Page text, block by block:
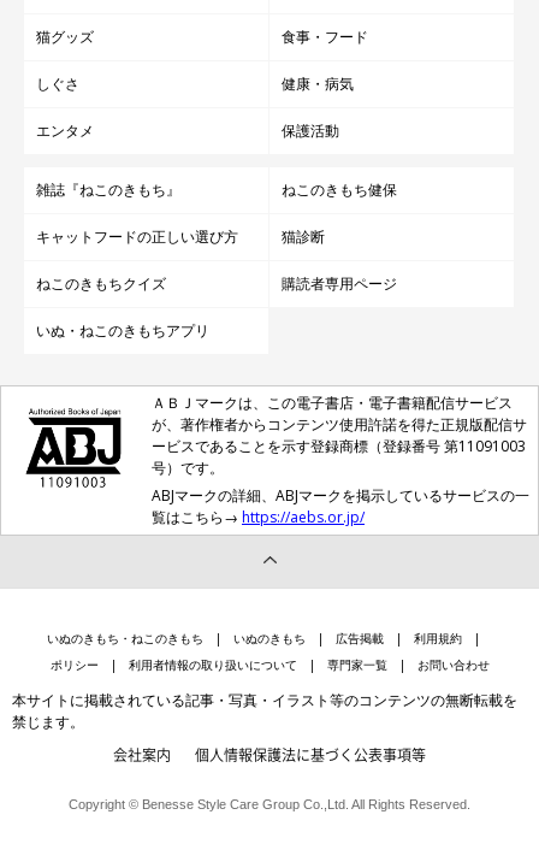
猫グッズ 食事・フード
しぐさ 健康・病気
エンタメ 保護活動
雑誌『ねこのきもち』 ねこのきもち健保
キャットフードの正しい選び方 猫診断
ねこのきもちクイズ 購読者専用ページ
いぬ・ねこのきもちアプリ
ＡＢＪマークは、この電子書店・電子書籍配信サービス
が、著作権者からコンテンツ使用許諾を得た正規版配信サ
ービスであることを示す登録商標（登録番号 第11091003
号）です。
ABJマークの詳細、ABJマークを掲示しているサービスの一
覧はこちら→ https://aebs.or.jp/
いぬのきもち・ねこのきもち いぬのきもち 広告掲載
利用規約
ポリシー
利用者情報の取り扱いについて 専門家一覧 お問い合わせ
本サイトに掲載されている記事・写真・イラスト等のコンテンツの無断転載を
禁じます。
会社案内 個人情報保護法に基づく公表事項等
Copyright © Benesse Style Care Group Co.,Ltd. All Rights Reserved.